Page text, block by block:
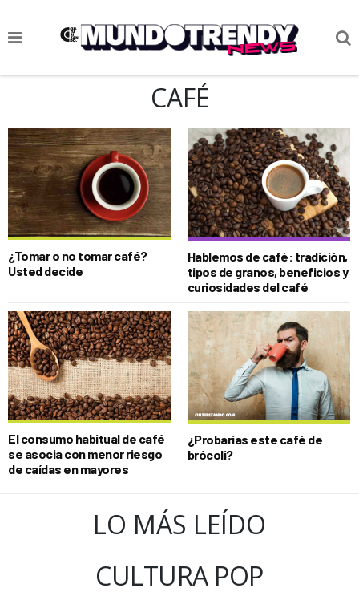
NOTICIAS
CIENCIA Y TECNOLOGÍA
VIDA
SOCIEDAD
CULTURIZANDO.COM
CAFÉ
¿Tomar o no tomar café?
Usted decide
Hablemos de café: tradición,
tipos de granos, beneficios y
curiosidades del café
El consumo habitual de café
se asocia con menor riesgo
de caídas en mayores
¿Probarías este café de
brócoli?
LO MÁS LEÍDO
CULTURA POP